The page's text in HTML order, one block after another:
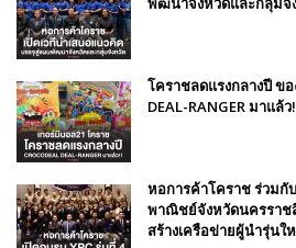
โคราชลดแรงกลางปี ขอ
DEAL-RANGER มาแล้ว
หอการค้าโคราช ร่วมกั
พาณิชย์จังหวัดนครราช
สร้างเครือข่ายผู้นำรุ่น